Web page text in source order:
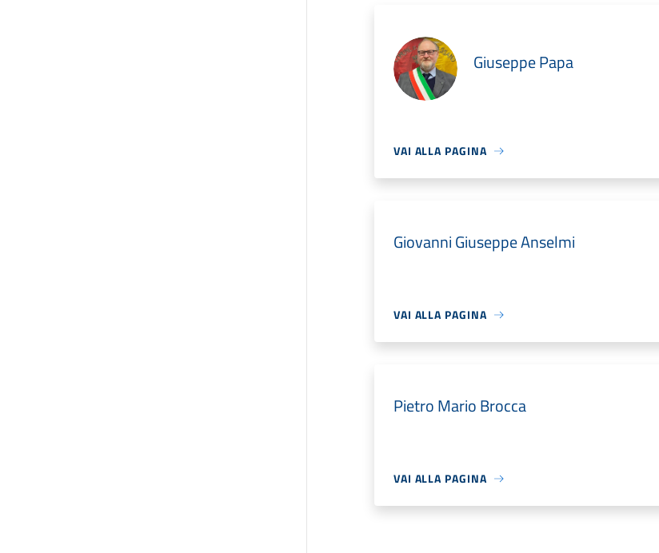
Giuseppe Papa
VAI ALLA PAGINA
Giovanni Giuseppe Anselmi
VAI ALLA PAGINA
Pietro Mario Brocca
VAI ALLA PAGINA